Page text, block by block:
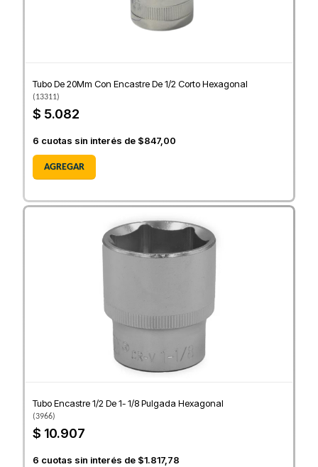
Tubo De 20Mm Con Encastre De 1/2 Corto Hexagonal
(13311)
$ 5.082
6 cuotas sin interés de $847,00
AGREGAR
Tubo Encastre 1/2 De 1- 1/8 Pulgada Hexagonal
(3966)
$ 10.907
6 cuotas sin interés de $1.817,78